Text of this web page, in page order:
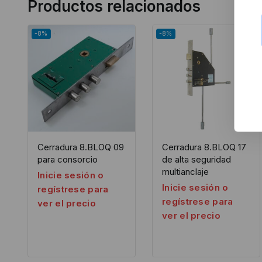
Productos relacionados
-8%
Cerradura 8.BLOQ 09
para consorcio
Inicie sesión o
regístrese para
ver el precio
-8%
Cerradura 8.BLOQ 17
de alta seguridad
multianclaje
Inicie sesión o
regístrese para
ver el precio